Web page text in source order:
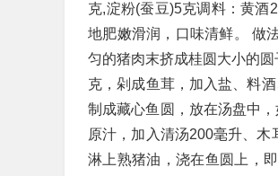
克,淀粉(蚕豆)5克调料：黄酒
地肥嫩滑润，口味清鲜。 做
匀的猪肉末挤成桂圆大小的
克，剁成鱼茸，加入盐、料
制成藏心鱼圆，放在汤盘中
原汁，加入清汤200毫升、木
淋上熟猪油，浇在鱼圆上，